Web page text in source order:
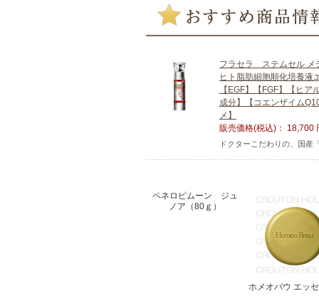
フラセラ ステムセル メ
ヒト脂肪細胞順化培養液
【EGF】【FGF】【ヒ
成分】【コエンザイム
メ】
販売価格(税込)： 18,700
ドクターこだわりの、国産
ペネロピムーン ジュ
ノア（80ｇ）
ホメオバウ エッ